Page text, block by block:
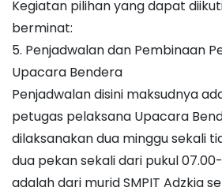
Kegiatan pilihan yang dapat
berminat:
5. Penjadwalan dan Pembinaan
Upacara Bendera
Penjadwalan disini maksudnya
petugas pelaksana Upacara
dilaksanakan dua minggu sekali
dua pekan sekali dari pukul
adalah dari murid SMPIT Adzkia